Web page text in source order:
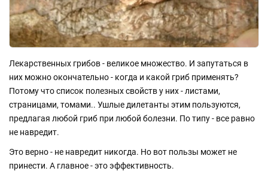
Лекарственных грибов - великое множество. И запутаться в
них можно окончательно - когда и какой гриб применять?
Потому что список полезных свойств у них - листами,
страницами, томами.. Ушлые дилетанты этим пользуются,
предлагая любой гриб при любой болезни. По типу - все равно
не навредит.
Это верно - не навредит никогда. Но вот пользы может не
принести. А главное - это эффективность.